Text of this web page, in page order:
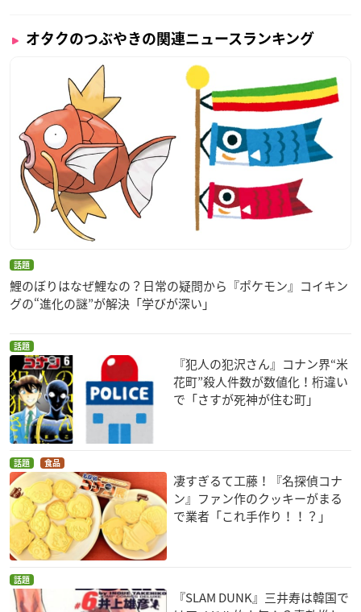
オタクのつぶやきの関連ニュースランキング
話題
鯉のぼりはなぜ鯉なの？日常の疑問から『ポケモン』コイキン
グの“進化の謎”が解決「学びが深い」
話題
『犯人の犯沢さん』コナン界“米
花町”殺人件数が数値化！桁違い
で「さすが死神が住む町」
話題 食品
凄すぎるて工藤！『名探偵コナ
ン』ファン作のクッキーがまる
で業者「これ手作り！！？」
話題
『SLAM DUNK』三井寿は韓国で